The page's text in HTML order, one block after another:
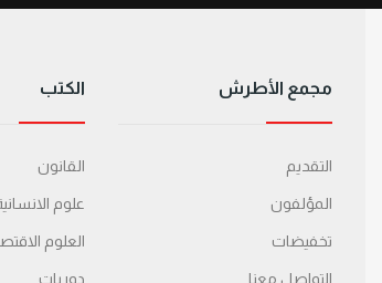
مجمع الأطرش
التقديم
المؤلفون
تخفيضات
التواصل معنا
الكتب
القانون
علوم
العلوم
دوريات